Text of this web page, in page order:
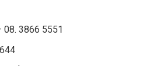
08. 3866 5551